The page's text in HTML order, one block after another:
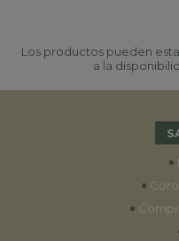
Los productos pueden
a la
•
•
•